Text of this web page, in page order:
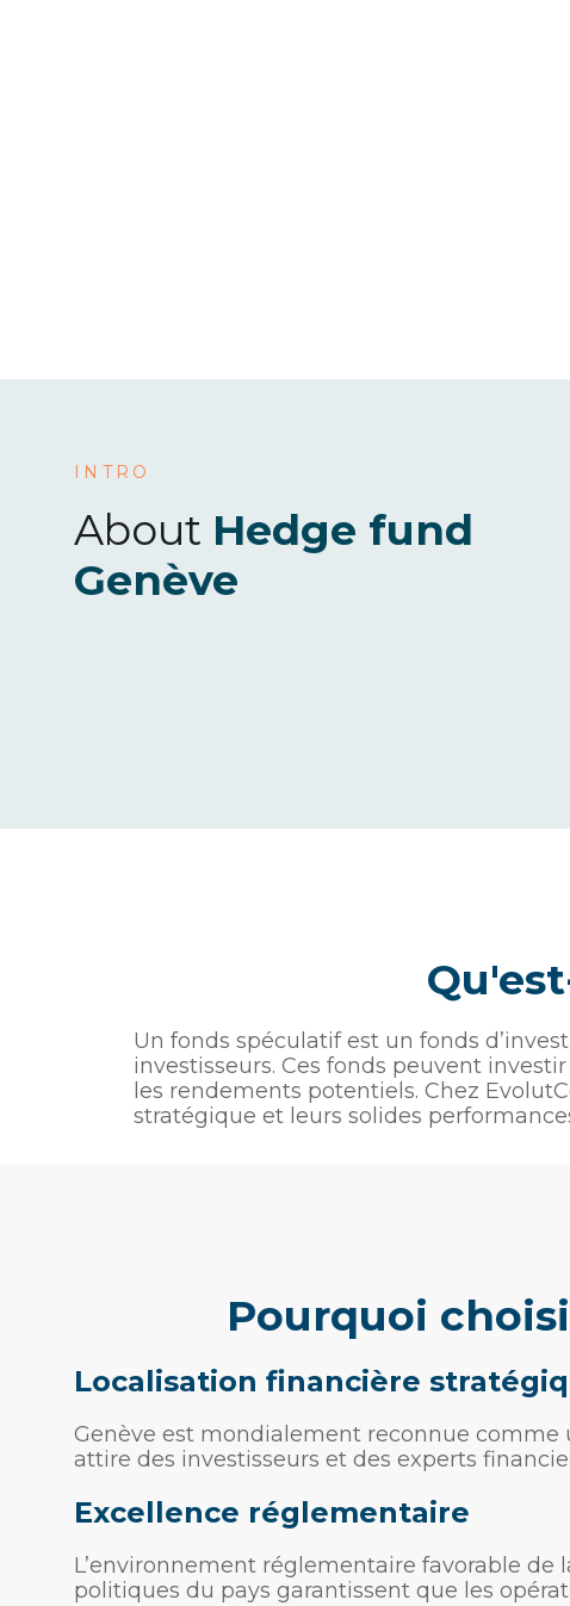
INTRO
About Hedge fund
Genève
Un fonds spéculatif est un fonds
investisseurs. Ces fonds peuvent
les rendements potentiels. Chez
stratégique et leurs solides
pourquoi
Localisation financière
Genève est mondialement reconnue
attire des investisseurs et des experts
Excellence réglementaire
L’environnement réglementaire favorable de
politiques du pays garantissent que les